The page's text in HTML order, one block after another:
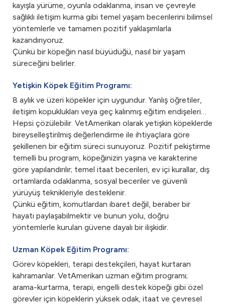
kayışla yürüme, oyunla odaklanma, insan ve çevreyle
sağlıklı iletişim kurma gibi temel yaşam becerilerini bilimsel
yöntemlerle ve tamamen pozitif yaklaşımlarla
kazandırıyoruz.
Çünkü bir köpeğin nasıl büyüdüğü, nasıl bir yaşam
süreceğini belirler.
Yetişkin Köpek Eğitim Programı:
8 aylık ve üzeri köpekler için uygundur. Yanlış öğretiler,
iletişim kopuklukları veya geç kalınmış eğitim endişeleri…
Hepsi çözülebilir. VetAmerikan olarak yetişkin köpeklerde
bireyselleştirilmiş değerlendirme ile ihtiyaçlara göre
şekillenen bir eğitim süreci sunuyoruz. Pozitif pekiştirme
temelli bu program, köpeğinizin yaşına ve karakterine
göre yapılandırılır; temel itaat becerileri, ev içi kurallar, dış
ortamlarda odaklanma, sosyal beceriler ve güvenli
yürüyüş teknikleriyle desteklenir.
Çünkü eğitim, komutlardan ibaret değil, beraber bir
hayatı paylaşabilmektir ve bunun yolu, doğru
yöntemlerle kurulan güvene dayalı bir ilişkidir.
Uzman Köpek Eğitim Programı:
Görev köpekleri, terapi destekçileri, hayat kurtaran
kahramanlar. VetAmerikan uzman eğitim programı;
arama-kurtarma, terapi, engelli destek köpeği gibi özel
görevler için köpeklerin yüksek odak, itaat ve çevresel